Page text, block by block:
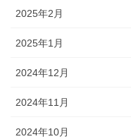
2025年2月
2025年1月
2024年12月
2024年11月
2024年10月